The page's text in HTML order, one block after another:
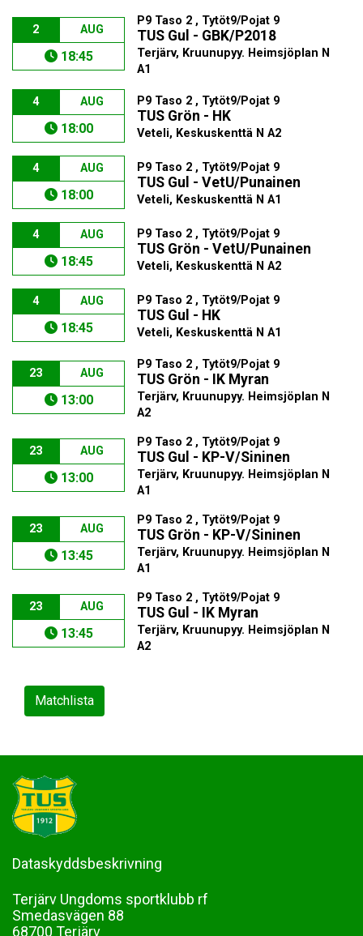
2 AUG
18:45
P9 Taso 2 , Tytöt9/Pojat 9
TUS Gul - GBK/P2018
Terjärv, Kruunupyy. Heimsjöplan N
A1
4 AUG
18:00
P9 Taso 2 , Tytöt9/Pojat 9
TUS Grön - HK
Veteli, Keskuskenttä N A2
4 AUG
18:00
P9 Taso 2 , Tytöt9/Pojat 9
TUS Gul - VetU/Punainen
Veteli, Keskuskenttä N A1
4 AUG
18:45
P9 Taso 2 , Tytöt9/Pojat 9
TUS Grön - VetU/Punainen
Veteli, Keskuskenttä N A2
4 AUG
18:45
P9 Taso 2 , Tytöt9/Pojat 9
TUS Gul - HK
Veteli, Keskuskenttä N A1
23 AUG
13:00
P9 Taso 2 , Tytöt9/Pojat 9
TUS Grön - IK Myran
Terjärv, Kruunupyy. Heimsjöplan N
A2
23 AUG
13:00
P9 Taso 2 , Tytöt9/Pojat 9
TUS Gul - KP-V/Sininen
Terjärv, Kruunupyy. Heimsjöplan N
A1
23 AUG
13:45
P9 Taso 2 , Tytöt9/Pojat 9
TUS Grön - KP-V/Sininen
Terjärv, Kruunupyy. Heimsjöplan N
A1
23 AUG
13:45
P9 Taso 2 , Tytöt9/Pojat 9
TUS Gul - IK Myran
Terjärv, Kruunupyy. Heimsjöplan N
A2
Matchlista
Dataskyddsbeskrivning
Terjärv Ungdoms sportklubb rf
Smedasvägen 88
68700 Terjärv